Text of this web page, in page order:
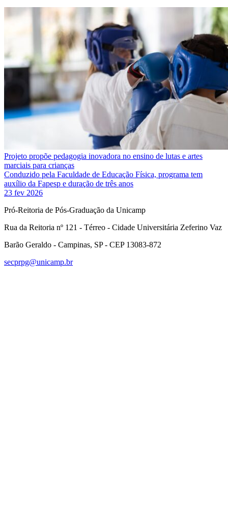
Projeto propõe pedagogia inovadora no ensino de lutas e artes
marciais para crianças
Conduzido pela Faculdade de Educação Física, programa tem
auxílio da Fapesp e duração de três anos
23 fev 2026
Pró-Reitoria de Pós-Graduação da Unicamp
Rua da Reitoria nº 121 - Térreo - Cidade Universitária Zeferino Vaz
Barão Geraldo - Campinas, SP - CEP 13083-872
secprpg@unicamp.br